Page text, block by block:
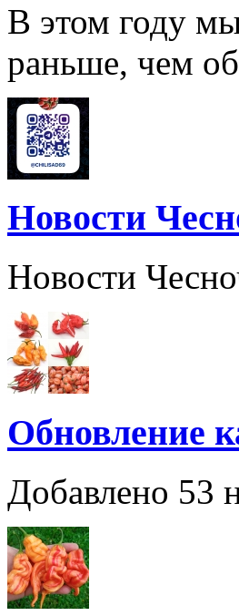
В этом году
раньше, чем
Новости
Новости
Обновление
Добавлено 53